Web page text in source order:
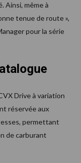
Ainsi, même à
tenue de route »,
pour la série
Drive à variation
réservée aux
permettant
de carburant